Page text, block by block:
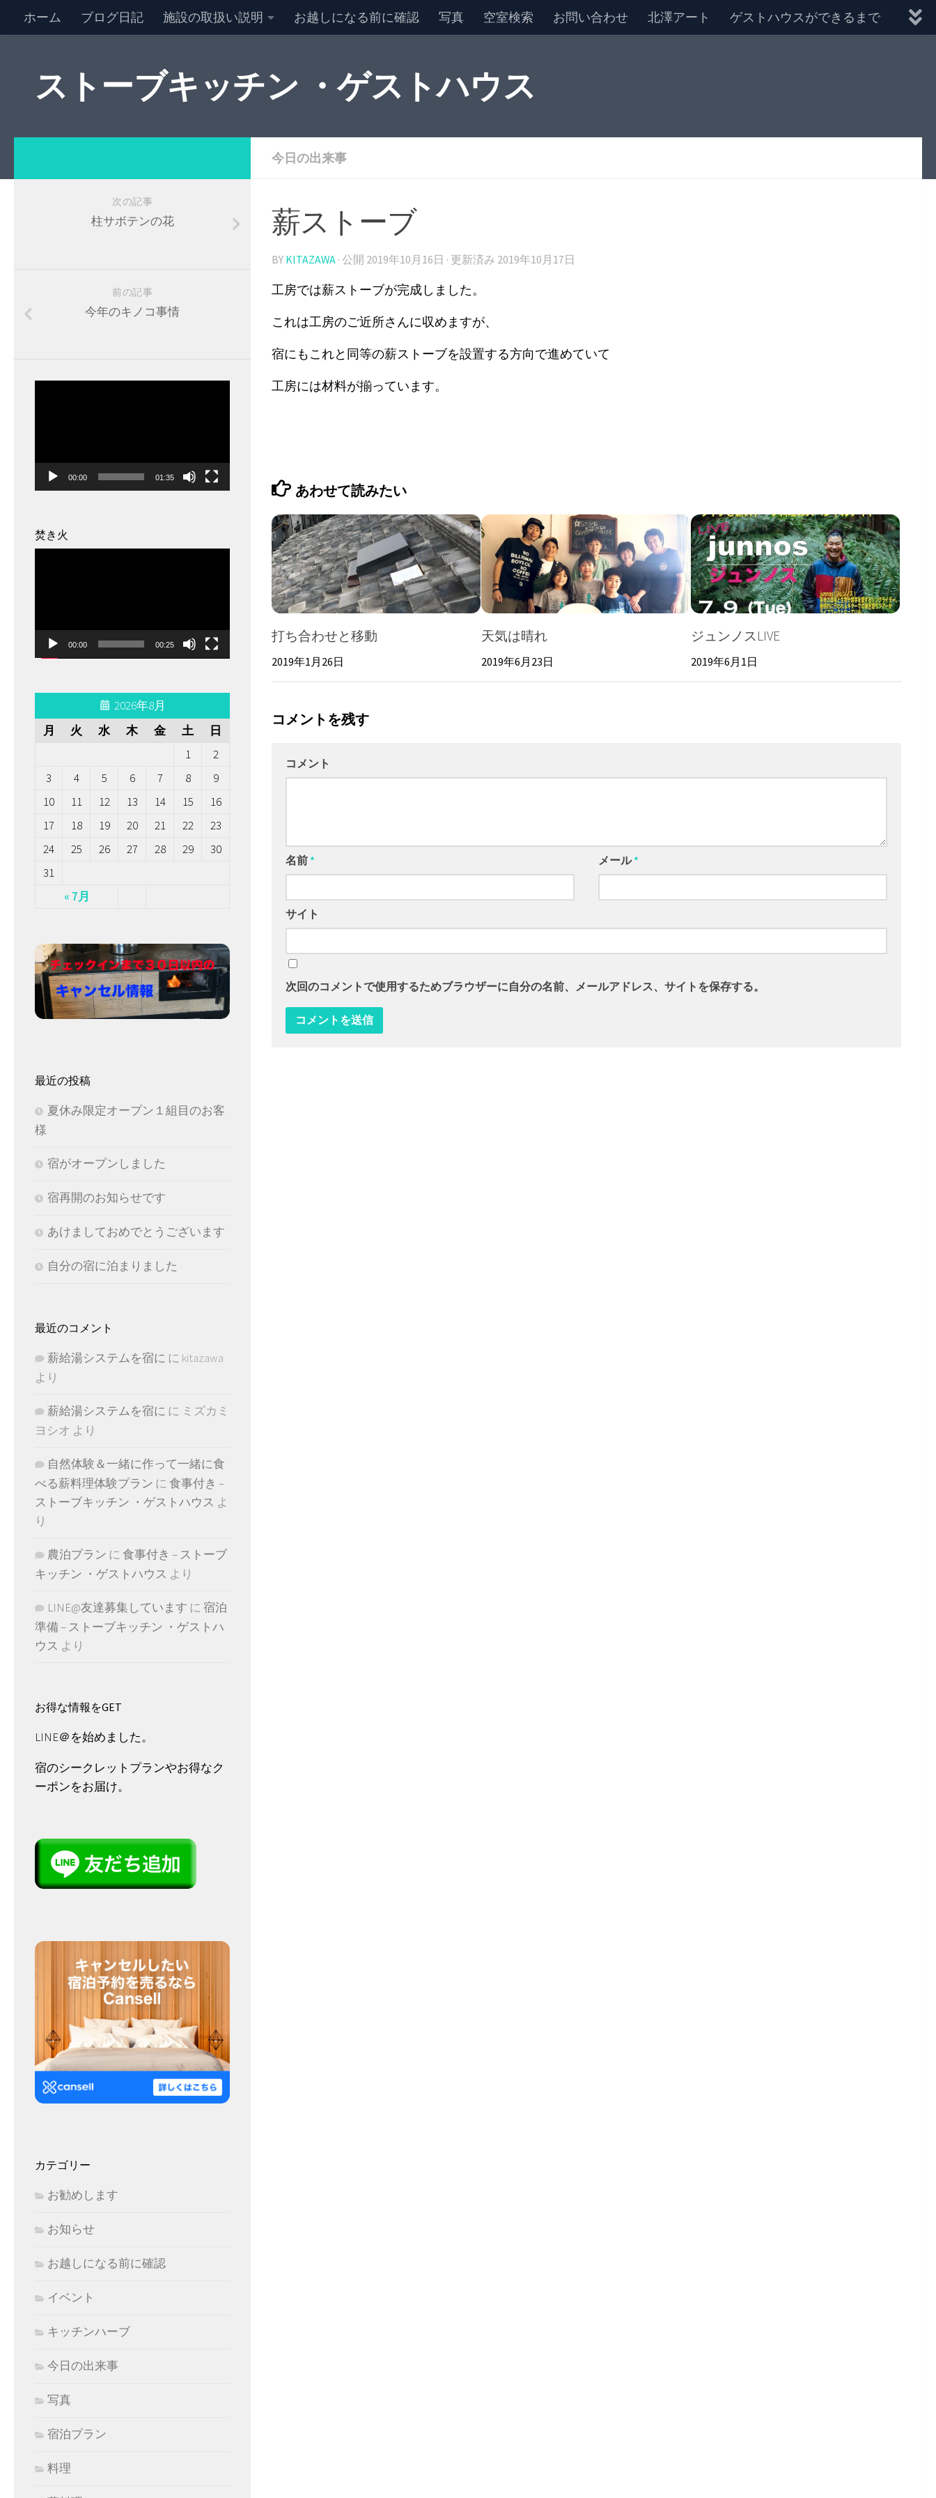
ホーム ブログ日記 施設の取扱い説明 お越しになる前に確認 写真 空室検索 お問い合わせ 北澤アート ゲストハウスができるまで
ストーブキッチン ・ゲストハウス
今日の出来事
薪ストーブ
BY KITAZAWA · 公開 2019年10月16日 · 更新済み 2019年10月17日
工房では薪ストーブが完成しました。
これは工房のご近所さんに収めますが、
宿にもこれと同等の薪ストーブを設置する方向で進めていて
工房には材料が揃っています。
あわせて読みたい
打ち合わせと移動
2019年1月26日
天気は晴れ
2019年6月23日
ジュンノスLIVE
2019年6月1日
コメントを残す
コメント
名前 * メール*
サイト
次回のコメントで使用するためブラウザーに自分の名前、メールアドレス、サイトを保存する。
次の記事
柱サボテンの花
前の記事
今年のキノコ事情
ー
00:00 01:35
焚き火
ー
00:00 00:25
2026年8月
月
火 水 木 金 土 日
« 7月
1
2
3
4 5 6 7 8
9
10
11 12 13 14 15
16
17
18 19 20 21 22
23
24
25 26 27 28 29
30
31
最近の投稿
夏休み限定オープン１組目のお客
様
宿がオープンしました
宿再開のお知らせです
あけましておめでとうございます
自分の宿に泊まりました
最近のコメント
薪給湯システムを宿に に kitazawa
より
薪給湯システムを宿に に ミズカミ
ヨシオ より
自然体験＆一緒に作って一緒に食
べる薪料理体験プラン に 食事付き –
ストーブキッチン ・ゲストハウス よ
り
農泊プラン に 食事付き – ストーブ
キッチン ・ゲストハウス より
LINE@友達募集しています に 宿泊
準備 – ストーブキッチン ・ゲストハ
ウス より
お得な情報をGET
LINE＠を始めました。
宿のシークレットプランやお得なク
ーポンをお届け。
カテゴリー
お勧めします
お知らせ
お越しになる前に確認
イベント
キッチンハーブ
今日の出来事
写真
宿泊プラン
料理